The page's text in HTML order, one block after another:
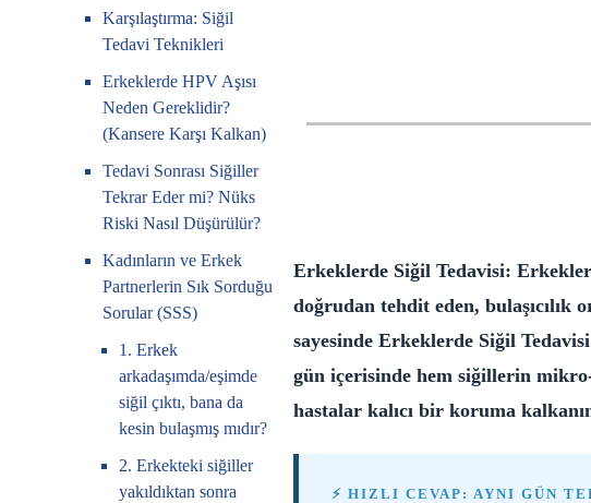
Karşılaştırma: Siğil
Tedavi Teknikleri
Erkeklerde HPV Aşısı
Neden Gereklidir?
(Kansere Karşı Kalkan)
Tedavi Sonrası Siğiller
Tekrar Eder mi? Nüks
Riski Nasıl Düşürülür?
Kadınların ve Erkek
Partnerlerin Sık Sorduğu
Sorular (SSS)
1. Erkek
arkadaşımda/eşimde
siğil çıktı, bana da
kesin bulaşmış mıdır?
2. Erkekteki siğiller
yakıldıktan sonra
Erkeklerde Siğil Tedavisi:
doğrudan tehdit eden, bulaşıcılık
sayesinde Erkeklerde Siğil
gün içerisinde hem siğillerin mikro-
hastalar kalıcı bir koruma
⚡ HIZLI CEVAP: AYNI GÜN